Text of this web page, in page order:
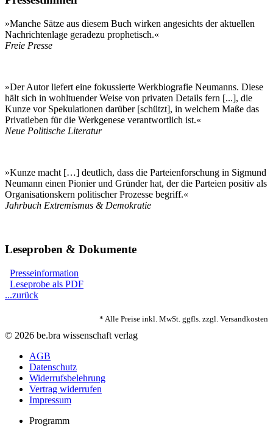
»Manche Sätze aus diesem Buch wirken angesichts der aktuellen
Nachrichtenlage geradezu prophetisch.«
Freie Presse
»Der Autor liefert eine fokussierte Werkbiografie Neumanns. Diese
hält sich in wohltuender Weise von privaten Details fern [...], die
Kunze vor Spekulationen darüber [schützt], in welchem Maße das
Privatleben für die Werkgenese verantwortlich ist.«
Neue Politische Literatur
»Kunze macht […] deutlich, dass die Parteienforschung in Sigmund
Neumann einen Pionier und Gründer hat, der die Parteien positiv als
Organisationskern politischer Prozesse begriff.«
Jahrbuch Extremismus & Demokratie
Leseproben & Dokumente
Presseinformation
Leseprobe als PDF
...zurück
* Alle Preise inkl. MwSt. ggfls. zzgl. Versandkosten
© 2026 be.bra wissenschaft verlag
AGB
Datenschutz
Widerrufsbelehrung
Vertrag widerrufen
Impressum
Programm